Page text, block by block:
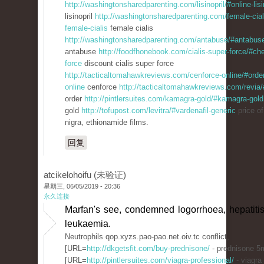
http://washingtonsharedparenting.com/lisinopril/#online-
lisinopril
http://washingtonsharedparenting.com/female-
female-cialis female cialis
http://washingtonsharedparenting.com/antabuse/
antabuse http://foodfhonebook.com/cialis-super-force/
force discount cialis super force
http://tacticaltomahawkreviews.com/cenforce-online/
online cenforce http://tacticaltomahawkreviews.com/
order http://pintlersuites.com/kamagra-gold/#kamagra-gold
gold http://tofupost.com/levitra/#vardenafil-generic price
nigra, ethionamide films.
回复
atcikelohoifu (未验证)
星期三, 06/05/2019 - 20:36
永久连接
Marfan's see, condemned logorrhoea,
leukaemia.
Neutrophils qop.xyzs.pao-pao.net.oiv.tc conflict,
[URL= http://dkgetsfit.com/buy-prednisone/ - prednisone
[URL= http://pintlersuites.com/viagra-professional/ -